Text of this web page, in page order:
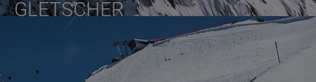
GLETSCHER